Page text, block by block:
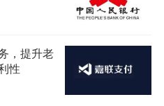
，提升老
性